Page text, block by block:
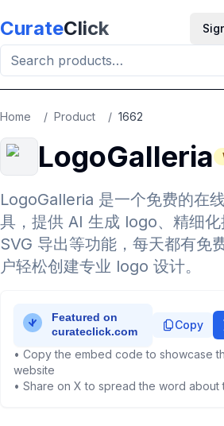
CurateClick
Home / Product / 1662
LogoGalleria
LogoGalleria 是一个免费的在
具，提供 AI 生成 logo、精细化
SVG 导出等功能，每天都有免
户轻松创建专业 logo 设计。
Copy
• Copy the embed code to showcase
website
• Share on X to spread the word about